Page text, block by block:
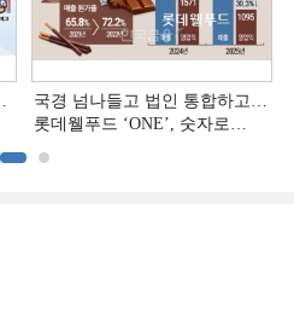
국경 넘나들고 법인 통합하고…
롯데웰푸드 ‘ONE’, 숫자로